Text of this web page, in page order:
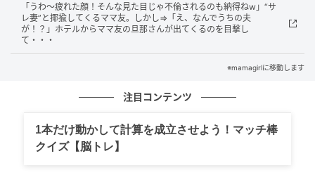
「うわ～疲れた顔！そんな見た目じゃ不倫されるのも納得ねw」“サ
レ妻”と揶揄してくるママ友。しかし⇒「え、なんでうちの夫
が！？」ホテルからママ友の旦那さんが出てくるのを目撃し
て・・・
※mamagirlに移動します
注目コンテンツ
1本だけ動かして計算を成立させよう！マッチ棒
クイズ【脳トレ】